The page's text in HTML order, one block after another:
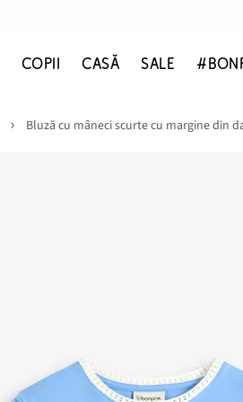
COPII CASĂ SALE
Bluză cu mâneci scurte cu margine din